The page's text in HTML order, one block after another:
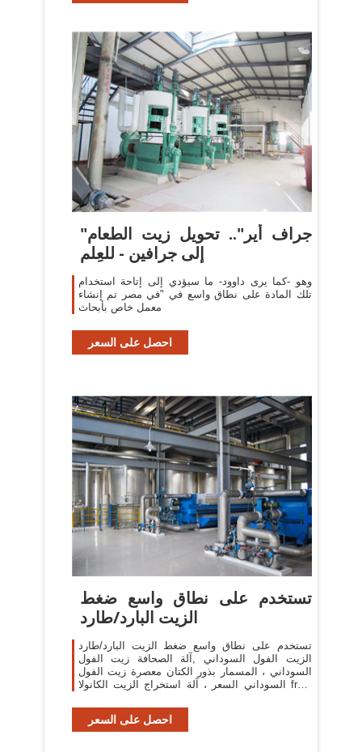
"جراف أير".. تحويل زيت الطعام
إلى جرافين - للعِلم
وهو -كما يرى داوود- ما سيؤدي إلى إتاحة استخدام
تلك المادة على نطاق واسع في "في مصر تم إنشاء
معمل خاص بأبحاث
احصل على السعر
تستخدم على نطاق واسع ضغط
الزيت البارد/طارد
تستخدم على نطاق واسع ضغط الزيت البارد/طارد
الزيت الفول السوداني ,آلة الصحافة زيت الفول
السوداني ، المسمار بذور الكتان معصرة زيت الفول
السوداني السعر ، آلة استخراج الزيت الكانولا from
احصل على السعر